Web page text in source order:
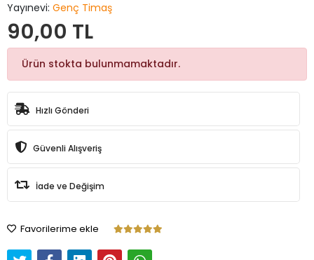
Yayınevi: Genç Timaş
90,00 TL
Ürün stokta bulunmamaktadır.
Hızlı Gönderi
Güvenli Alışveriş
İade ve Değişim
Favorilerime ekle